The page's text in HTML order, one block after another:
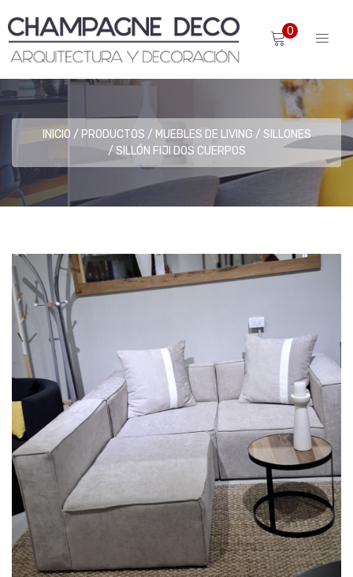
0
INICIO PRODUCTOS MUEBLES DE LIVING
SILLONES
SILLÓN FIJI DOS CUERPOS